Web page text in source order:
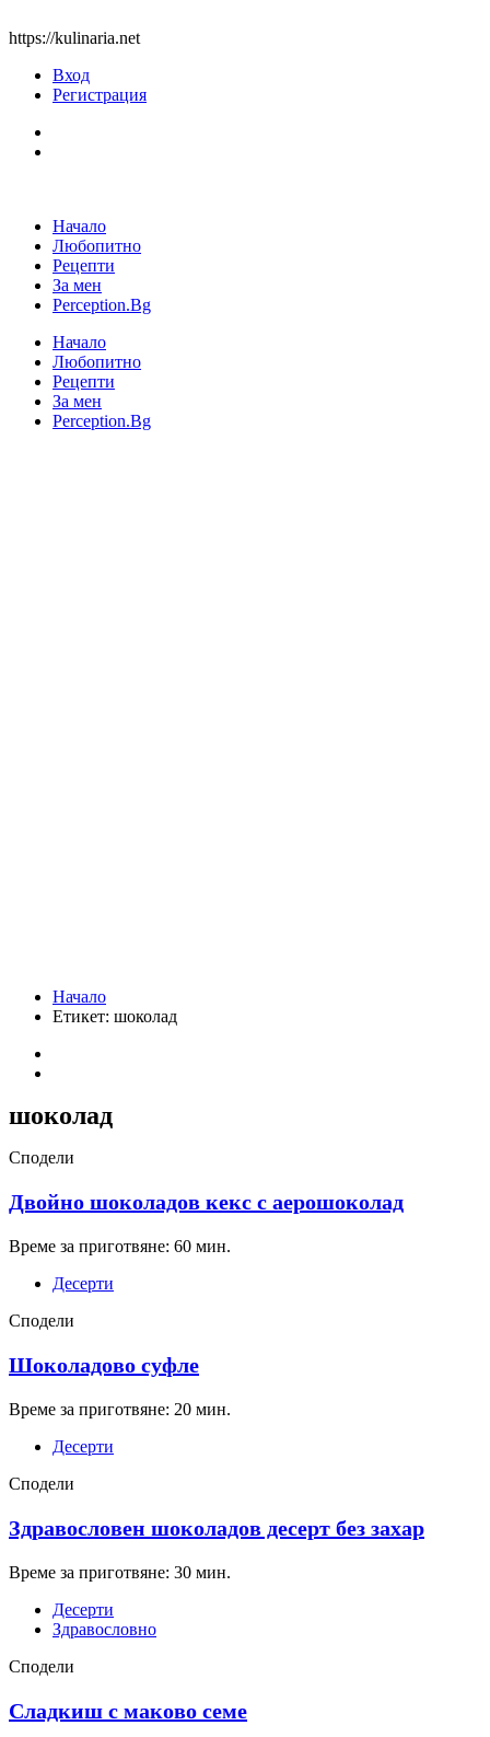
https://kulinaria.net
Вход
Регистрация
Начало
Любопитно
Рецепти
За мен
Perception.Bg
Начало
Любопитно
Рецепти
За мен
Perception.Bg
Начало
Етикет: шоколад
шоколад
Сподели
Двойно шоколадов кекс с аерошоколад
Време за приготвяне: 60 мин.
Десерти
Сподели
Шоколадово суфле
Време за приготвяне: 20 мин.
Десерти
Сподели
Здравословен шоколадов десерт без захар
Време за приготвяне: 30 мин.
Десерти
Здравословно
Сподели
Сладкиш с маково семе